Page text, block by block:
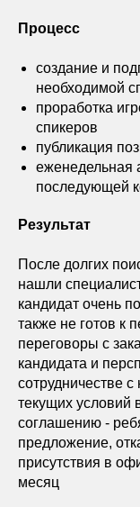
Процесс
создание и
необходимой
проработка
спикеров
публикация
еженедельная
последующей
Результат
После долгих
нашли
кандидат очень
также не готов к
переговоры с
кандидата и
сотрудничестве
текущих условий
соглашению -
предложение,
присутствия в
месяц